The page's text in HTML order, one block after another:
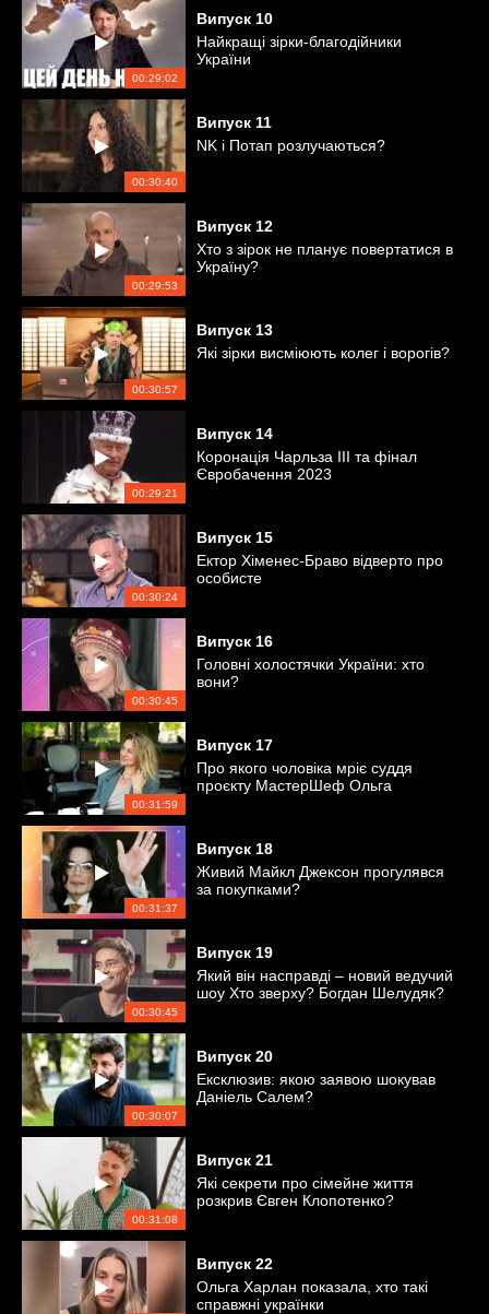
00:29:02
Випуск 10
Найкращі зірки-благодійники
України
00:30:40
Випуск 11
NK і Потап розлучаються?
00:29:53
Випуск 12
Хто з зірок не планує повертатися в
Україну?
00:30:57
Випуск 13
Які зірки висміюють колег і ворогів?
00:29:21
Випуск 14
Коронація Чарльза ІІІ та фінал
Євробачення 2023
00:30:24
Випуск 15
Ектор Хіменес-Браво відверто про
особисте
00:30:45
Випуск 16
Головні холостячки України: хто
вони?
00:31:59
Випуск 17
Про якого чоловіка мріє суддя
проєкту МастерШеф Ольга
00:31:37
Випуск 18
Живий Майкл Джексон прогулявся
за покупками?
00:30:45
Випуск 19
Який він насправді – новий ведучий
шоу Хто зверху? Богдан Шелудяк?
00:30:07
Випуск 20
Ексклюзив: якою заявою шокував
Даніель Салем?
00:31:08
Випуск 21
Які секрети про сімейне життя
розкрив Євген Клопотенко?
Випуск 22
Ольга Харлан показала, хто такі
справжні українки